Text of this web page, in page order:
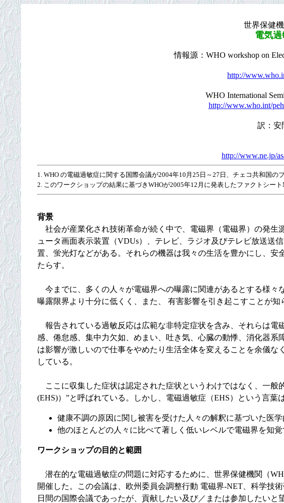
世界保健
電気過
情報源：WHO workshop on
http://
WHO International
http://www.who.int/
訳：
http://www.ne.jp/
1. WHO の電磁過敏症に関する国際会議が2004年10月25日～27日、チェコ共和国の
2. このワークショップの結果に基づきWHOが2005年12月に発表したファクトシー
背景
社会が産業化され技術革命が続く中で、電磁界（電磁界）の発生
ュータ画面表示装置（VDUs）、テレビ、ラジオ及びテレビ放送送
置、蛍光灯などがある。それらの機器は我々の生活を豊かにし、
たらす。
今までに、多くの人々が電磁界への曝露に関連があるとする様々
曝露限界より十分に低くく、また、 有害影響を引き起こすことが
報告されている過敏反応は広範な非特定症状を含み、それらは電
感、倦怠感、集中力欠如、めまい、吐き気、心臓の動悸、消化器
は影響が激しいので仕事をやめたり生活全体を変えることを余儀
している。
ここに収集した症状は認定された症状というわけではなく、一般的
(EHS)）”と呼ばれている。しかし、電磁過敏症（EHS）という言
健康不調の原因に関し被害を受けた人々の解釈に基づいた医
他のほとんどの人々に比べて著しく低いレベルで電磁界を知
ワークショップの目的と範囲
潜在的な電磁過敏症の問題に対応するために、世界保健機関（
開催した。この会議は、欧州委員会調整行動 電磁界-NET、科学技
日間の国際会議であったが、貢献したい及び／または参加したいと